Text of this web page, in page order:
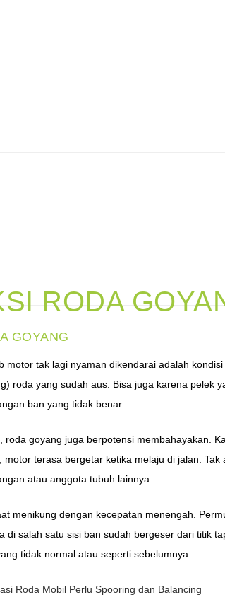
RODA
GOYANG
motor tak lagi nyaman dikendarai adalah
roda yang sudah aus. Bisa juga karena pelek
ban yang tidak benar.
roda goyang juga berpotensi membahayakan.
motor terasa bergetar ketika melaju di jalan.
atau anggota tubuh lainnya.
menikung dengan kecepatan menengah.
di salah satu sisi ban sudah bergeser dari titik
tidak normal atau seperti sebelumnya.
Roda Mobil Perlu Spooring dan Balancing